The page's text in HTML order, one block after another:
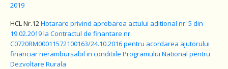
2019
HCL Nr.12Hotarare privind aprobarea actului aditional nr. 5 din
19.02.2019 la Contractul de finantare nr.
C0720RM00011572100163/24.10.2016 pentru acordarea ajutorului
financiar nerambursabil in conditiile Programului National pentru
Dezvoltare Rurala